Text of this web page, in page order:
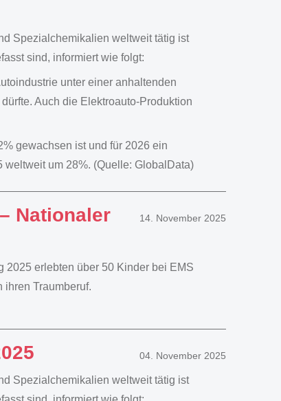
Spezialchemikalien weltweit tätig ist
sind, informiert wie folgt:
unter einer anhaltenden
Auch die Elektroauto-Produktion
gewachsen ist und für 2026 ein
um 28%. (Quelle: GlobalData)
Nationaler
14. November 2025
2025 erlebten über 50 Kinder bei EMS
ihren Traumberuf.
04. November 2025
Spezialchemikalien weltweit tätig ist